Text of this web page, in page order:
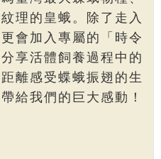
理的皇蛾。除了走入
會加入專屬的「時令
享活體飼養過程中的
離感受蝶蛾振翅的生
給我們的巨大感動！